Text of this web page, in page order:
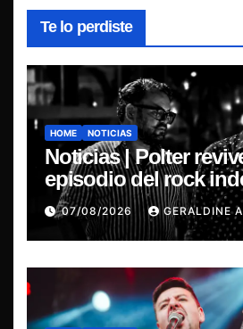
Te lo perdiste
HOME NOTICIAS
Noticias | Polter
episodio del rock
chileno con el
“Esencial 2001–2026”
07/08/2026 GERALDINE